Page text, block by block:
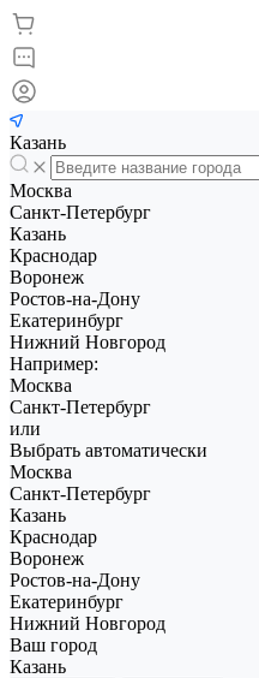
Казань
Москва
Санкт-Петербург
Казань
Краснодар
Воронеж
Ростов-на-Дону
Екатеринбург
Нижний Новгород
Например:
Москва
Санкт-Петербург
или
Выбрать автоматически
Москва
Санкт-Петербург
Казань
Краснодар
Воронеж
Ростов-на-Дону
Екатеринбург
Нижний Новгород
Ваш город
Казань